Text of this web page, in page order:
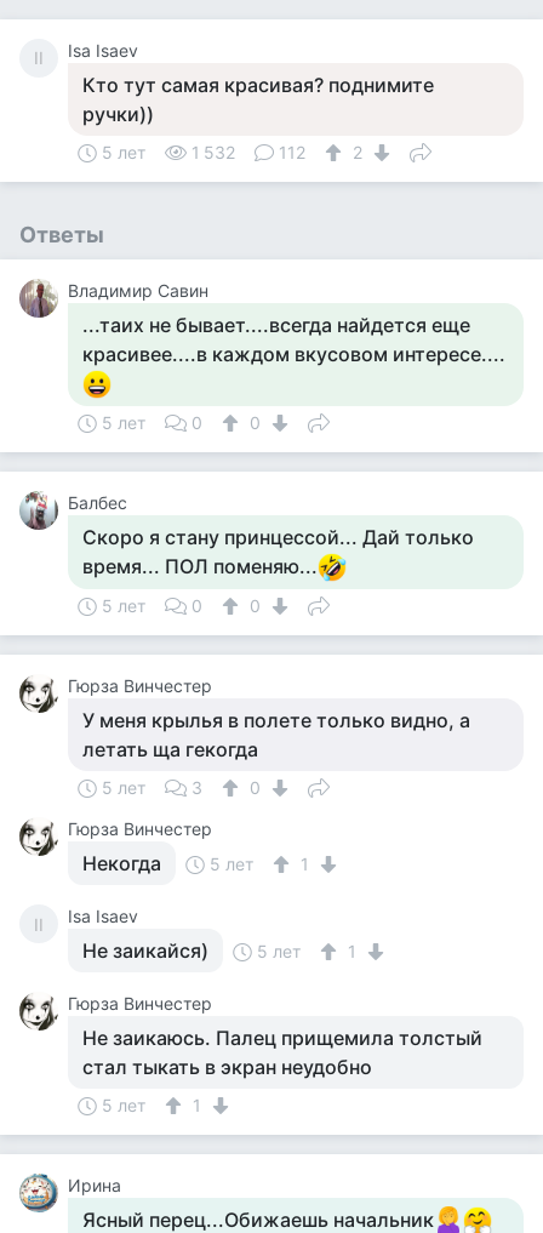
II Isa Isaev
Кто тут самая красивая? поднимите
ручки))
5 лет 1 532 112 2
Ответы
Владимир Савин
...таих не бывает....всегда найдется еще
красивее....в каждом вкусовом интересе....
5 лет 0 0
Балбес
Скоро я стану принцессой... Дай только
время... ПОЛ поменяю...
5 лет 0 0
Гюрза Винчестер
У меня крылья в полете только видно, а
летать ща гекогда
5 лет 3
0
Гюрза Винчестер
Некогда 5 лет 1
II Isa Isaev
Не заикайся) 5 лет 1
Гюрза Винчестер
Не заикаюсь. Палец прищемила толстый
стал тыкать в экран неудобно
5 лет 1
Ирина
Ясный перец...Обижаешь начальник